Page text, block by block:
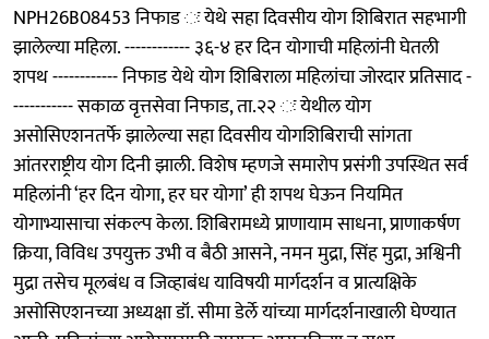
NPH26B08453 निफाड ः येथे सहा दिवसीय योग शिबिरात सहभागी
झालेल्या महिला. ------------ ३६-४ हर दिन योगाची महिलांनी घेतली
शपथ ------------ निफाड येथे योग शिबिराला महिलांचा जोरदार प्रतिसाद -
----------- सकाळ वृत्तसेवा निफाड, ता.२२ ः येथील योग
असोसिएशनतर्फे झालेल्या सहा दिवसीय योगशिबिराची सांगता
आंतरराष्ट्रीय योग दिनी झाली. विशेष म्हणजे समारोप प्रसंगी उपस्थित सर्व
महिलांनी ‘हर दिन योगा, हर घर योगा’ ही शपथ घेऊन नियमित
योगाभ्यासाचा संकल्प केला. शिबिरामध्ये प्राणायाम साधना, प्राणाकर्षण
क्रिया, विविध उपयुक्त उभी व बैठी आसने, नमन मुद्रा, सिंह मुद्रा, अश्विनी
मुद्रा तसेच मूलबंध व जिव्हाबंध याविषयी मार्गदर्शन व प्रात्यक्षिके
असोसिएशनच्या अध्यक्षा डॉ. सीमा डेर्ले यांच्या मार्गदर्शनाखाली घेण्यात